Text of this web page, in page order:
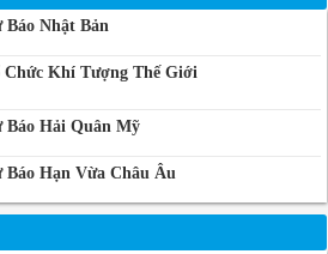
Báo Nhật Bản
Chức Khí Tượng Thế Giới
Báo Hải Quân Mỹ
Báo Hạn Vừa Châu Âu